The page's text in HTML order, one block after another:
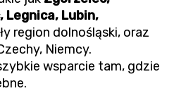
Legnica, Lubin,
region dolnośląski, oraz
Niemcy.
wsparcie tam, gdzie